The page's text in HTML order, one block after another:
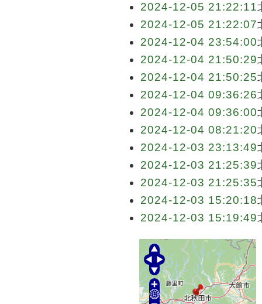
2024-12-05 21:22:11
2024-12-05 21:22:07
2024-12-04 23:54:00
2024-12-04 21:50:29
2024-12-04 21:50:25
2024-12-04 09:36:26
2024-12-04 09:36:00
2024-12-04 08:21:20
2024-12-03 23:13:49
2024-12-03 21:25:39
2024-12-03 21:25:35
2024-12-03 15:20:18
2024-12-03 15:19:49